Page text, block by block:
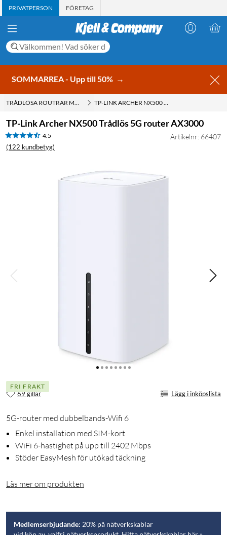
PRIVATPERSON FÖRETAG
SOMMARREA - Upp till 50% →
TRÅDLÖSA ROUTRAR MED WIFI TP-LINK ARCHER NX500 TRÅDLÖS 5G ROUTER AX3000
TP-Link Archer NX500 Trådlös 5G router AX3000
4.5
(122 kundbetyg)
Artikelnr: 66407
FRI FRAKT
69 gillar Lägg i inköpslista
5G-router med dubbelbands-Wifi 6
Enkel installation med SIM-kort
WiFi 6-hastighet på upp till 2402 Mbps
Stöder EasyMesh för utökad täckning
Läs mer om produkten
Medlemserbjudande: 20% på nätverkskablar